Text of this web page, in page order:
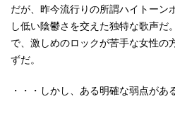
だが、昨今流行りの所謂ハイトーン
し低い陰鬱さを交えた独特な歌声だ
で、激しめのロックが苦手な女性の
ずだ。
・・・しかし、ある明確な弱点があ